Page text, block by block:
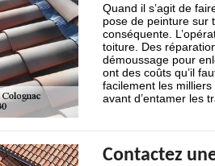
Quand il s’agit de
pose de peinture sur
conséquente.
toiture. Des
démoussage pour
ont des coûts qu’il
facilement les
avant d’entamer les
Contactez